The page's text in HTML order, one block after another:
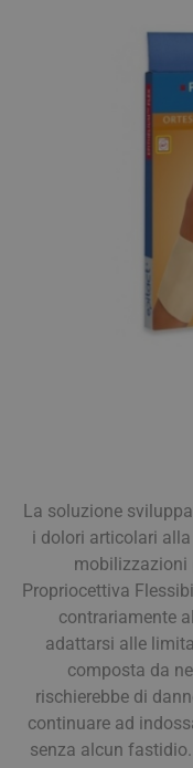
La soluzione
i dolori articolari
mobilizzazioni
Propriocettiva
contrariamente
adattarsi alle
composta da
rischierebbe di
continuare ad
senza alcun